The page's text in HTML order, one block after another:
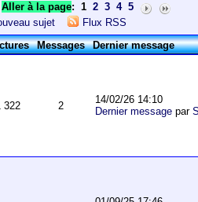
Aller à la page: 1 2 3 4 5
sujet
Flux RSS
Messages Dernier message
322 2
14/02/26 14:10
Dernier messagepar